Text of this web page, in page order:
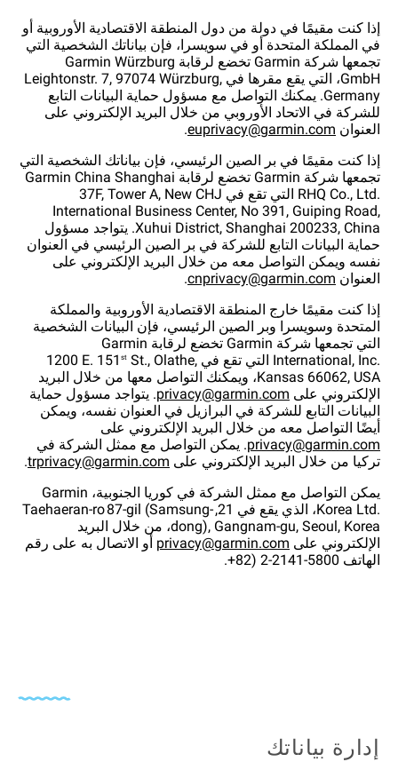
إذا كنت مقيمًا في دولة من دول المنطقة الاقتصادية الأوروبية أو
في المملكة المتحدة أو في سويسرا، فإن بياناتك الشخصية التي
تجمعها شركة Garmin تخضع لرقابة Garmin Würzburg
GmbH، التي يقع مقرها في Leightonstr. 7, 97074 Würzburg,
Germany. يمكنك التواصل مع مسؤول حماية البيانات التابع
للشركة في الاتحاد الأوروبي من خلال البريد الإلكتروني على
العنوان euprivacy@garmin.com
.
إذا كنت مقيمًا في بر الصين الرئيسي، فإن بياناتك الشخصية التي
تجمعها شركة Garmin تخضع لرقابة Garmin China Shanghai
RHQ Co., Ltd.‎ التي تقع في 37F, Tower A, New CHJ
International Business Center, No 391, Guiping Road,
Xuhui District, Shanghai 200233, China. يتواجد مسؤول
حماية البيانات التابع للشركة في بر الصين الرئيسي في العنوان
نفسه ويمكن التواصل معه من خلال البريد الإلكتروني على
العنوان cnprivacy@garmin.com
.
إذا كنت مقيمًا خارج المنطقة الاقتصادية الأوروبية والمملكة
المتحدة وسويسرا وبر الصين الرئيسي، فإن البيانات الشخصية
التي تجمعها شركة Garmin تخضع لرقابة Garmin
International, Inc.‎ التي تقع في ‎1200 E. 151
st St., Olathe,
Kansas 66062, USA، ويمكنك التواصل معها من خلال البريد
الإلكتروني على privacy@garmin.com. يتواجد مسؤول حماية
البيانات التابع للشركة في البرازيل في العنوان نفسه، ويمكن
أيضًا التواصل معه من خلال البريد الإلكتروني على
privacy@garmin.com. يمكن التواصل مع ممثل الشركة في
تركيا من خلال البريد الإلكتروني على trprivacy@garmin.com
.
يمكن التواصل مع ممثل الشركة في كوريا الجنوبية، Garmin
Korea Ltd.‎، الذي يقع في 21, Taehaeran-ro 87-gil (Samsung-
dong), Gangnam-gu, Seoul, Korea، من خلال البريد
الإلكتروني على privacy@garmin.com أو الاتصال به على رقم
الهاتف ‎+82) 2-2141-5800.
إدارة بياناتك